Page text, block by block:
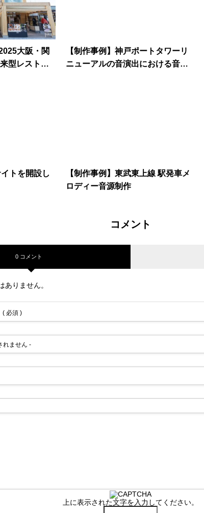
大阪・関
型レストラ
【制作事例】神戸ポートタワーリ
ニューアルの音演出における音楽
トを開設し
【制作事例】東武東上線 駅発車メ
ロディー音源制作
コメント
0 コメント
ありません。
( 必須 )
れません -
上に表示された文字を入力してください。